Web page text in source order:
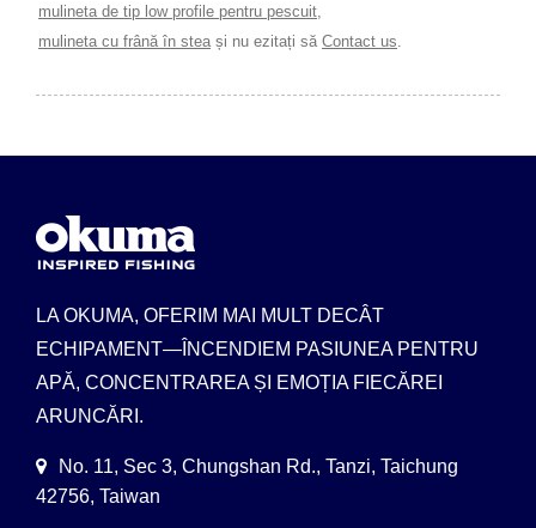
mulineta de tip low profile pentru pescuit,
mulineta cu frână în steași nu ezitați să Contact us.
LA OKUMA, OFERIM MAI MULT DECÂT
ECHIPAMENT—ÎNCENDIEM PASIUNEA PENTRU
APĂ, CONCENTRAREA ȘI EMOȚIA FIECĂREI
ARUNCĂRI.
No. 11, Sec 3, Chungshan Rd., Tanzi, Taichung
42756, Taiwan